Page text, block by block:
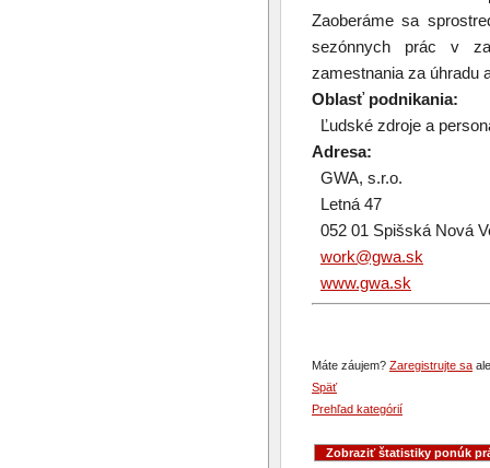
Zaoberáme sa
sezónnych prác v
zamestnania za úhradu
Oblasť podnikania:
Ľudské zdroje a
Adresa:
GWA, s.r.o.
Letná 47
052 01 Spišská Nová
work@gwa.sk
www.gwa.sk
Máte záujem? Zaregistrujte sa
Späť
Prehľad kategórií